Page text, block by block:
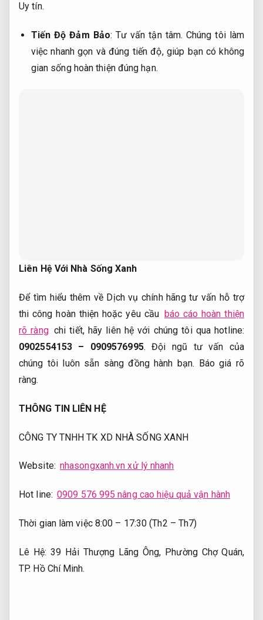
Uy tín.
Tiến Độ Đảm Bảo: Tư vấn tận tâm. Chúng tôi làm
việc nhanh gọn và đúng tiến độ, giúp bạn có không
gian sống hoàn thiện đúng hạn.
Liên Hệ Với Nhà Sống Xanh
Để tìm hiểu thêm về Dịch vụ chính hãng tư vấn hỗ trợ
thi công hoàn thiện hoặc yêu cầu báo cáo hoàn thiện
rõ ràng chi tiết, hãy liên hệ với chúng tôi qua hotline:
0902554153 – 0909576995. Đội ngũ tư vấn của
chúng tôi luôn sẵn sàng đồng hành bạn. Báo giá rõ
ràng.
THÔNG TIN LIÊN HỆ
CÔNG TY TNHH TK XD NHÀ SỐNG XANH
Website: nhasongxanh.vn xử lý nhanh
Hot line: 0909 576 995 nâng cao hiệu quả vận hành
Thời gian làm việc 8:00 – 17:30 (Th2 – Th7)
Lê Hệ: 39 Hải Thượng Lãng Ông, Phường Chợ Quán,
TP. Hồ Chí Minh.